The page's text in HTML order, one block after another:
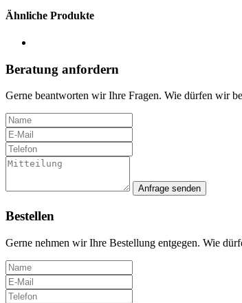
Ähnliche Produkte
Beratung anfordern
Gerne beantworten wir Ihre Fragen. Wie dürfen wir
Anfrage senden
Bestellen
Gerne nehmen wir Ihre Bestellung entgegen. Wie